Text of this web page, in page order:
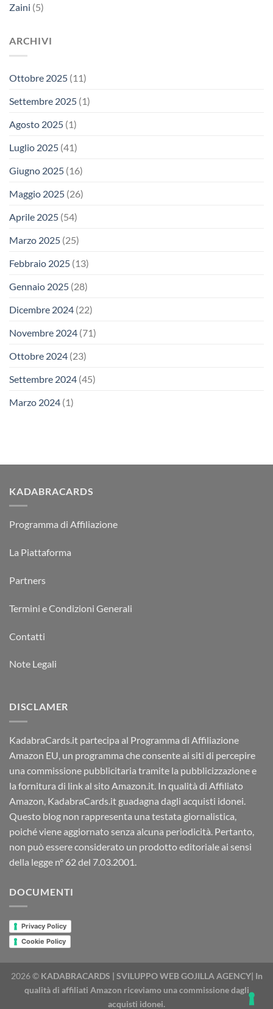
Zaini (5)
ARCHIVI
Ottobre 2025 (11)
Settembre 2025 (1)
Agosto 2025 (1)
Luglio 2025 (41)
Giugno 2025 (16)
Maggio 2025 (26)
Aprile 2025 (54)
Marzo 2025 (25)
Febbraio 2025 (13)
Gennaio 2025 (28)
Dicembre 2024 (22)
Novembre 2024 (71)
Ottobre 2024 (23)
Settembre 2024 (45)
Marzo 2024 (1)
KADABRACARDS
Programma di Affiliazione
La Piattaforma
Partners
Termini e Condizioni Generali
Contatti
Note Legali
DISCLAMER
KadabraCards.it partecipa al Programma di Affiliazione
Amazon EU, un programma che consente ai siti di percepire
una commissione pubblicitaria tramite la pubblicizzazione e
la fornitura di link al sito Amazon.it. In qualità di Affiliato
Amazon, KadabraCards.it guadagna dagli acquisti idonei.
Questo blog non rappresenta una testata giornalistica,
poiché viene aggiornato senza alcuna periodicità. Pertanto,
non può essere considerato un prodotto editoriale ai sensi
della legge n° 62 del 7.03.2001.
DOCUMENTI
Privacy Policy
Cookie Policy
2026 © KADABRACARDS | SVILUPPO WEB GOJILLA AGENCY| In
qualità di affiliati Amazon riceviamo una commissione dagli
acquisti idonei.